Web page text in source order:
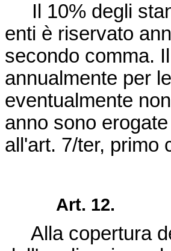
Il 10% degli
enti è riservato
secondo comma.
annualmente per
eventualmente
anno sono
all'art. 7/ter, primo
Art. 12.
Alla copertura